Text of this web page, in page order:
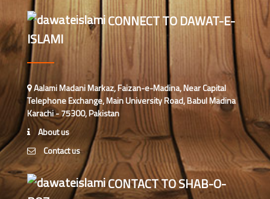
زلزلے کا اصل سبب لوگوں کے گناہ
ہیں، علامہ مولانا الیاس عطار قادری
اس ہفتے کا رسالہ ” اللہ والوں کے 12
واقعات (قسط: 1) “
سید مختار اشرف رضوی صاحب کی اہلیہ
کے انتقال پر امیر اہلسنت کی تعزیت
اس ہفتے کا رسالہ ”اللہ کا خوف“
CONNECT TO DAWAT-E-
ISLAMI
Aalami Madani Markaz, Faizan-e-Madina, Near Capital
Telephone Exchange, Main University Road, Babul Madina
Karachi - 75300, Pakistan
About us
Contact us
CONTACT TO SHAB-O-